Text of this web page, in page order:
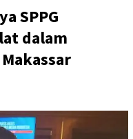
SPPG
dalam